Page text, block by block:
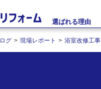
選ばれる理由
グ 現場レポート 浴室改修工事